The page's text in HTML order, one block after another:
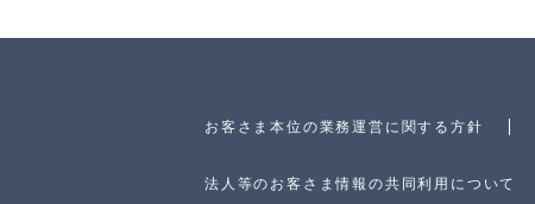
お客さま本位の業務運営に関する方針
法人等のお客さま情報の共同利用について